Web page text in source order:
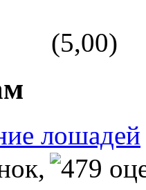
(5,00)
лошадей